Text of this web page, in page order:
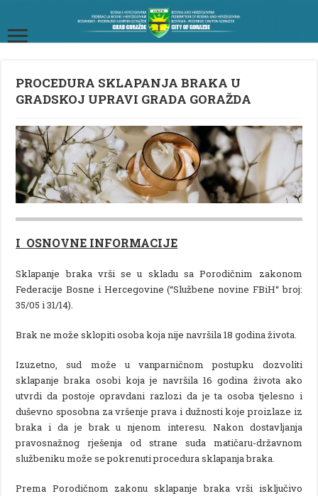
PROCEDURA SKLAPANJA BRAKA U
GRADSKOJ UPRAVI GRADA GORAŽDA
I OSNOVNE INFORMACIJE
Sklapanje braka vrši se u skladu sa Porodičnim zakonom
Federacije Bosne i Hercegovine (“Službene novine FBiH“ broj:
35/05 i 31/14).
Brak ne može sklopiti osoba koja nije navršila 18 godina života.
Izuzetno, sud može u vanparničnom postupku dozvoliti
sklapanje braka osobi koja je navršila 16 godina života ako
utvrdi da postoje opravdani razlozi da je ta osoba tjelesno i
duševno sposobna za vršenje prava i dužnosti koje proizlaze iz
braka i da je brak u njenom interesu. Nakon dostavljanja
pravosnažnog rješenja od strane suda matičaru-državnom
službeniku može se pokrenuti procedura sklapanja braka.
Prema Porodičnom zakonu sklapanje braka vrši isključivo